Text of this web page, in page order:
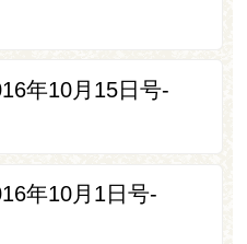
年10月15日号-
年10月1日号-